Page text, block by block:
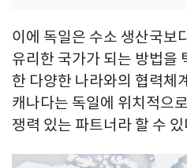
이에 독일은 수소 생산국보
유리한 국가가 되는 방법을
한 다양한 나라와의 협력체
캐나다는 독일에 위치적으
쟁력 있는 파트너라 할 수